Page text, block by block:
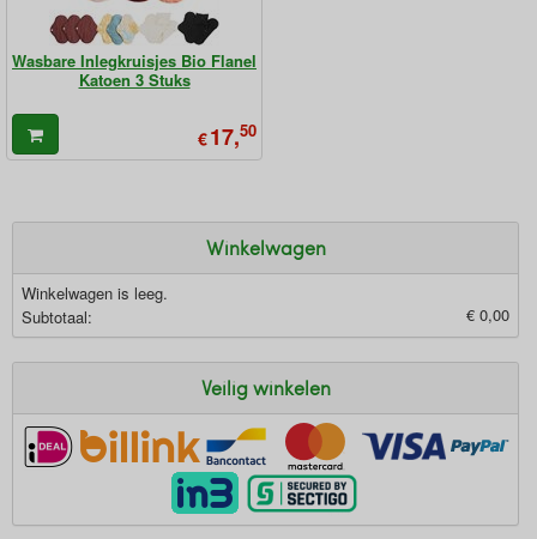
Wasbare Inlegkruisjes Bio Flanel
Katoen 3 Stuks
€17,50
Winkelwagen
Winkelwagen is leeg.
Subtotaal:
€ 0,00
Veilig winkelen